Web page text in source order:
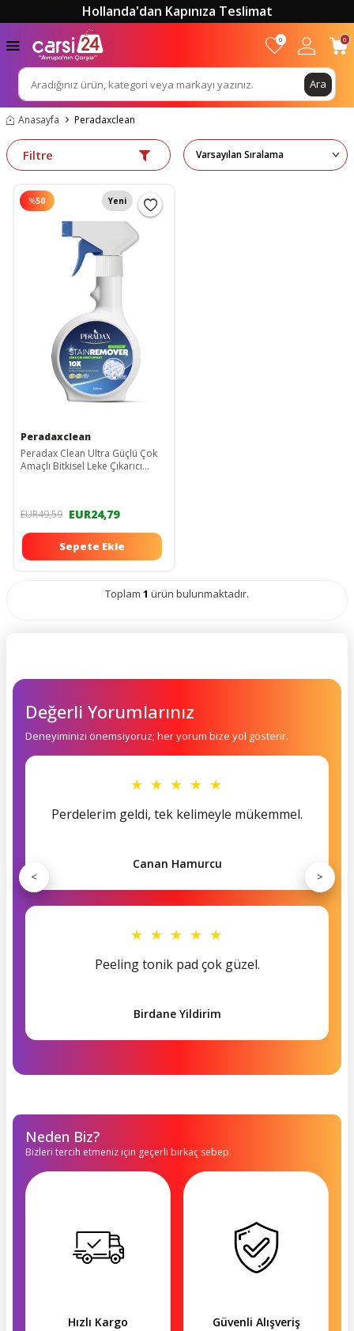
Hollanda'dan Kapınıza Teslimat
Ara
0 0
Anasayfa Peradaxclean
Filtre
%50 Yeni
Peradaxclean
Peradax Clean Ultra Güçlü Çok
Amaçlı Bitkisel Leke Çıkarıcı
EUR49,59 EUR24,79
Sepete Ekle
Toplam 1 ürün bulunmaktadır.
Değerli Yorumlarınız
Deneyiminizi önemsiyoruz; her yorum bize yol gösterir.
★ ★ ★ ★ ★
Perdelerim geldi, tek kelimeyle mükemmel.
Canan Hamurcu
★ ★ ★ ★ ★
Peeling tonik pad çok güzel.
Birdane Yildirim
< >
Neden Biz?
Bizleri tercih etmeniz için geçerli birkaç sebep.
Hızlı Kargo Güvenli Alışveriş